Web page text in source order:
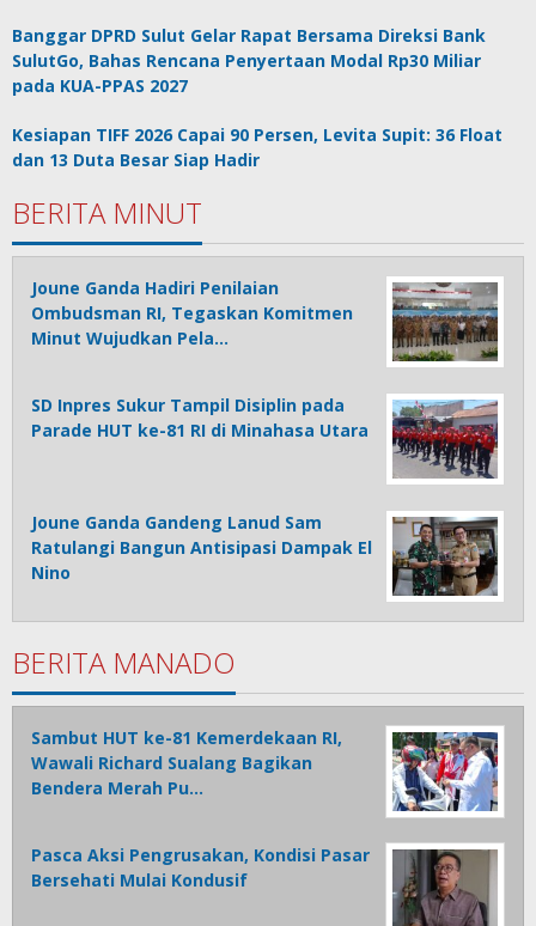
Banggar DPRD Sulut Gelar Rapat Bersama Direksi Bank
SulutGo, Bahas Rencana Penyertaan Modal Rp30 Miliar
pada KUA-PPAS 2027
Kesiapan TIFF 2026 Capai 90 Persen, Levita Supit: 36 Float
dan 13 Duta Besar Siap Hadir
BERITA MINUT
Joune Ganda Hadiri Penilaian
Ombudsman RI, Tegaskan Komitmen
Minut Wujudkan Pela…
SD Inpres Sukur Tampil Disiplin pada
Parade HUT ke-81 RI di Minahasa Utara
Joune Ganda Gandeng Lanud Sam
Ratulangi Bangun Antisipasi Dampak El
Nino
BERITA MANADO
Sambut HUT ke-81 Kemerdekaan RI,
Wawali Richard Sualang Bagikan
Bendera Merah Pu…
Pasca Aksi Pengrusakan, Kondisi Pasar
Bersehati Mulai Kondusif